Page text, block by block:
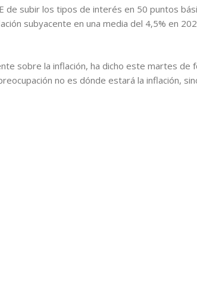
de subir los tipos de interés en 50 puntos
subyacente en una media del 4,5% en
sobre la inflación, ha dicho este martes de
no es dónde estará la inflación,